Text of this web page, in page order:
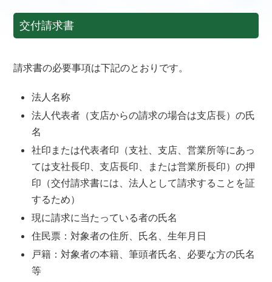
交付請求書
請求書の必要事項は下記のとおりです。
法人名称
法人代表者（支店からの請求の場合は支店長）の氏
名
社印または代表者印（支社、支店、営業所等にあっ
ては支社長印、支店長印、または営業所長印）の押
印（交付請求書には、法人として請求することを証
するため）
現に請求に当たっている者の氏名
住民票：対象者の住所、氏名、生年月日
戸籍：対象者の本籍、筆頭者氏名、必要な方の氏名
等